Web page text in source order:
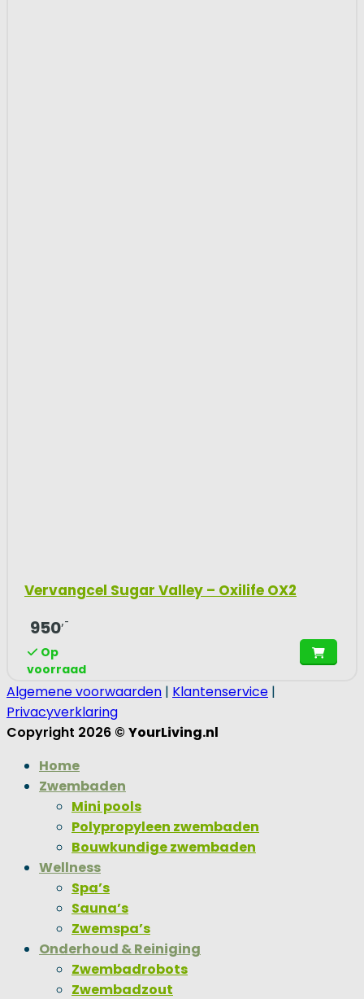
Vervangcel Sugar Valley – Oxilife OX2
950,-
Op
voorraad
Algemene voorwaarden | Klantenservice |
Privacyverklaring
Copyright 2026 © YourLiving.nl
Home
Zwembaden
Mini pools
Polypropyleen zwembaden
Bouwkundige zwembaden
Wellness
Spa’s
Sauna’s
Zwemspa’s
Onderhoud & Reiniging
Zwembadrobots
Zwembadzout